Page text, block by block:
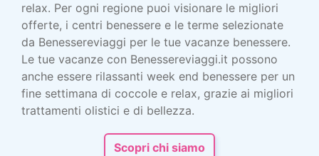
relax. Per ogni regione puoi visionare le migliori
offerte, i centri benessere e le terme selezionate
da Benessereviaggi per le tue vacanze benessere.
Le tue vacanze con Benessereviaggi.it possono
anche essere rilassanti week end benessere per un
fine settimana di coccole e relax, grazie ai migliori
trattamenti olistici e di bellezza.
Scopri chi siamo